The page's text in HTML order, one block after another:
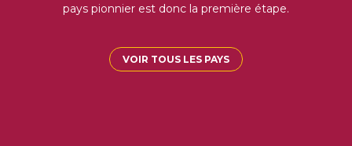
pays pionnier est donc la première étape.
VOIR TOUS LES PAYS